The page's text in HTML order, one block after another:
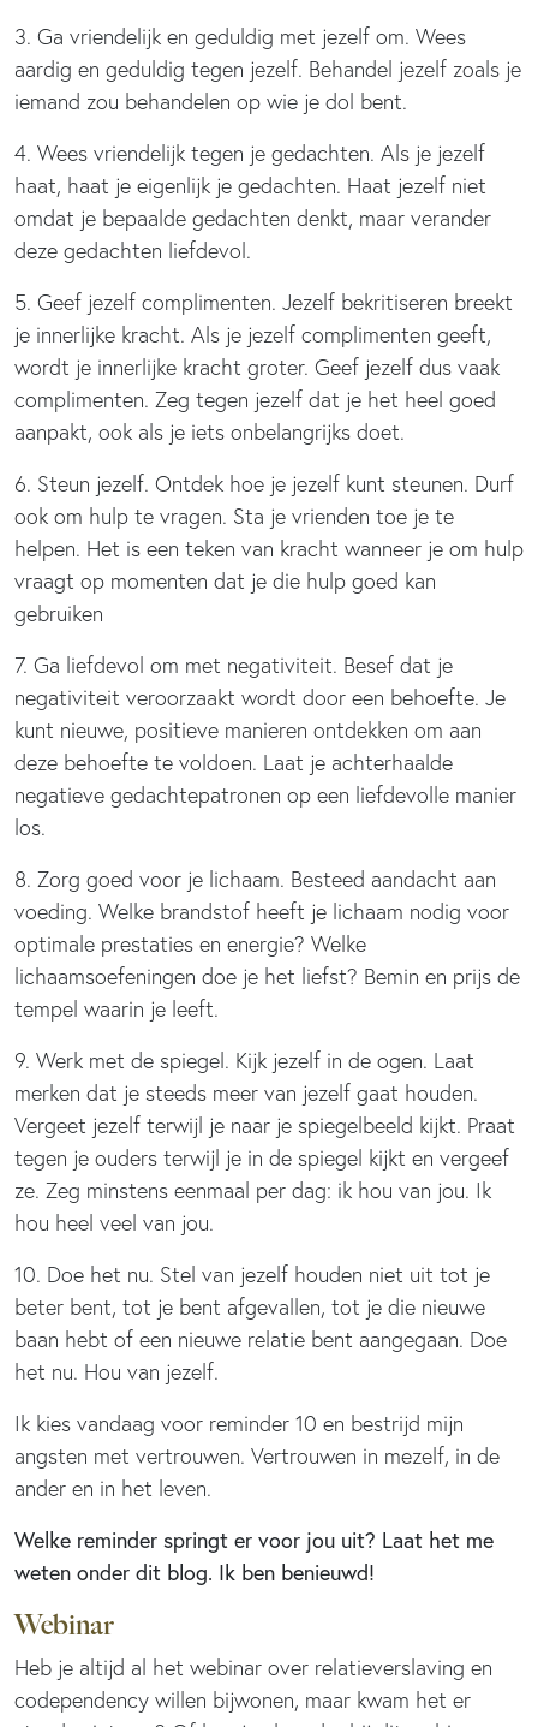
3. Ga vriendelijk en geduldig met jezelf om. Wees
aardig en geduldig tegen jezelf. Behandel jezelf zoals je
iemand zou behandelen op wie je dol bent.
4. Wees vriendelijk tegen je gedachten. Als je jezelf
haat, haat je eigenlijk je gedachten. Haat jezelf niet
omdat je bepaalde gedachten denkt, maar verander
deze gedachten liefdevol.
5. Geef jezelf complimenten. Jezelf bekritiseren breekt
je innerlijke kracht. Als je jezelf complimenten geeft,
wordt je innerlijke kracht groter. Geef jezelf dus vaak
complimenten. Zeg tegen jezelf dat je het heel goed
aanpakt, ook als je iets onbelangrijks doet.
6. Steun jezelf. Ontdek hoe je jezelf kunt steunen. Durf
ook om hulp te vragen. Sta je vrienden toe je te
helpen. Het is een teken van kracht wanneer je om hulp
vraagt op momenten dat je die hulp goed kan
gebruiken
7. Ga liefdevol om met negativiteit. Besef dat je
negativiteit veroorzaakt wordt door een behoefte. Je
kunt nieuwe, positieve manieren ontdekken om aan
deze behoefte te voldoen. Laat je achterhaalde
negatieve gedachtepatronen op een liefdevolle manier
los.
8. Zorg goed voor je lichaam. Besteed aandacht aan
voeding. Welke brandstof heeft je lichaam nodig voor
optimale prestaties en energie? Welke
lichaamsoefeningen doe je het liefst? Bemin en prijs de
tempel waarin je leeft.
9. Werk met de spiegel. Kijk jezelf in de ogen. Laat
merken dat je steeds meer van jezelf gaat houden.
Vergeet jezelf terwijl je naar je spiegelbeeld kijkt. Praat
tegen je ouders terwijl je in de spiegel kijkt en vergeef
ze. Zeg minstens eenmaal per dag: ik hou van jou. Ik
hou heel veel van jou.
10. Doe het nu. Stel van jezelf houden niet uit tot je
beter bent, tot je bent afgevallen, tot je die nieuwe
baan hebt of een nieuwe relatie bent aangegaan. Doe
het nu. Hou van jezelf.
Ik kies vandaag voor reminder 10 en bestrijd mijn
angsten met vertrouwen. Vertrouwen in mezelf, in de
ander en in het leven.
Welke reminder springt er voor jou uit? Laat het me
weten onder dit blog. Ik ben benieuwd!
Webinar
Heb je altijd al het webinar over relatieverslaving en
codependency willen bijwonen, maar kwam het er